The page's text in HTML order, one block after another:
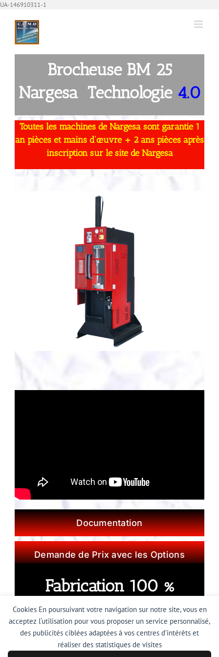
Cookies En poursuivant votre navigation sur notre site, vous en
acceptez l‘utilisation pour vous proposer un service personnalisé,
des publicités ciblées adaptées à vos centres d’intérêts et
réaliser des statistiques de visites
UA-146910311-1
Brocheuse BM 25
Nargesa Technologie 4.0
Toutes les machines de Nargesa sont garantie 1
an pièces et mains d’œuvre + 2 ans pièces après
inscription sur le site de Nargesa
Documentation
Demande de Prix avec les Options
Fabrication 100 %
Espagnole